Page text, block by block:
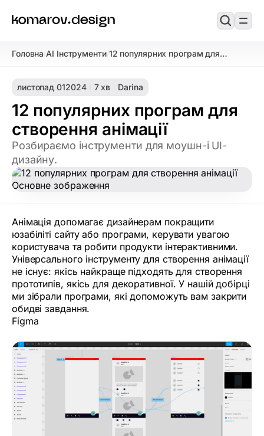
Головна/AI Інструменти/12 популярних програм для
листопад 012024 7 хв Darina
12 популярних програм для
створення анімації
Розбираємо інструменти для моушн-і UI-
дизайну.
Анімація допомагає дизайнерам покращити
юзабіліті сайту або програми, керувати увагою
користувача та робити продукти інтерактивними.
Універсального інструменту для створення анімації
не існує: якісь найкраще підходять для створення
прототипів, якісь для декоративної. У нашій добірці
ми зібрали програми, які допоможуть вам закрити
обидві завдання.
Figma